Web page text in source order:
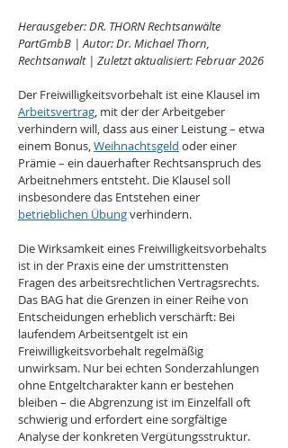
Herausgeber: DR. THORN Rechtsanwälte
PartGmbB | Autor: Dr. Michael Thorn,
Rechtsanwalt | Zuletzt aktualisiert: Februar 2026
Der Freiwilligkeitsvorbehalt ist eine Klausel im
Arbeitsvertrag, mit der der Arbeitgeber
verhindern will, dass aus einer Leistung – etwa
einem Bonus, Weihnachtsgeld oder einer
Prämie – ein dauerhafter Rechtsanspruch des
Arbeitnehmers entsteht. Die Klausel soll
insbesondere das Entstehen einer
betrieblichen Übung verhindern.
Die Wirksamkeit eines Freiwilligkeitsvorbehalts
ist in der Praxis eine der umstrittensten
Fragen des arbeitsrechtlichen Vertragsrechts.
Das BAG hat die Grenzen in einer Reihe von
Entscheidungen erheblich verschärft: Bei
laufendem Arbeitsentgelt ist ein
Freiwilligkeitsvorbehalt regelmäßig
unwirksam. Nur bei echten Sonderzahlungen
ohne Entgeltcharakter kann er bestehen
bleiben – die Abgrenzung ist im Einzelfall oft
schwierig und erfordert eine sorgfältige
Analyse der konkreten Vergütungsstruktur.